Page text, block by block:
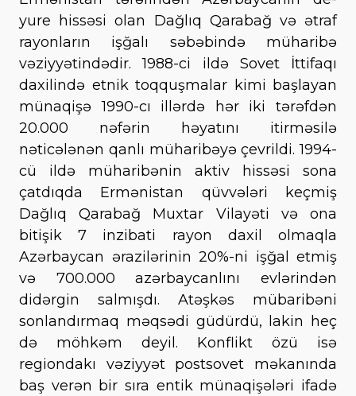
yure hissəsi olan Dağlıq Qarabağ və ətraf
rayonların işğalı səbəbində müharibə
vəziyyətindədir. 1988-ci ildə Sovet İttifaqı
daxilində etnik toqquşmalar kimi başlayan
münaqişə 1990-cı illərdə hər iki tərəfdən
20.000 nəfərin həyatını itirməsilə
nəticələnən qanlı müharibəyə çevrildi. 1994-
cü ildə müharibənin aktiv hissəsi sona
çatdıqda Ermənistan qüvvələri keçmiş
Dağlıq Qarabağ Muxtar Vilayəti və ona
bitişik 7 inzibati rayon daxil olmaqla
Azərbaycan ərazilərinin 20%-ni işğal etmiş
və 700.000 azərbaycanlını evlərindən
didərgin salmışdı. Atəşkəs mübaribəni
sonlandırmaq məqsədi güdürdü, lakin heç
də möhkəm deyil. Konflikt özü isə
regiondakı vəziyyət postsovet məkanında
baş verən bir sıra entik münaqişələri ifadə